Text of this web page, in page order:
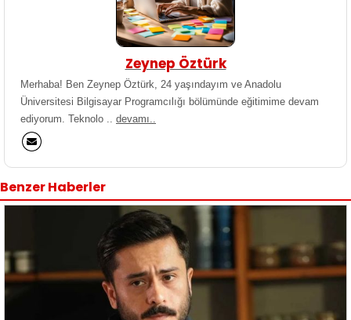
Zeynep Öztürk
Merhaba! Ben Zeynep Öztürk, 24 yaşındayım ve Anadolu
Üniversitesi Bilgisayar Programcılığı bölümünde eğitimime devam
ediyorum. Teknolo .. devamı..
Benzer Haberler